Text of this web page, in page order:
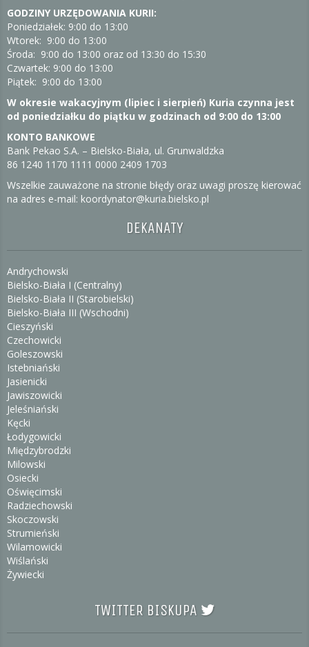
GODZINY URZĘDOWANIA KURII:
Poniedziałek: 9:00 do 13:00
Wtorek: 9:00 do 13:00
Środa: 9:00 do 13:00 oraz od 13:30 do 15:30
Czwartek: 9:00 do 13:00
Piątek: 9:00 do 13:00
W okresie wakacyjnym (lipiec i sierpień) Kuria czynna jest
od poniedziałku do piątku w godzinach od 9:00 do 13:00
KONTO BANKOWE
Bank Pekao S.A. – Bielsko-Biała, ul. Grunwaldzka
86 1240 1170 1111 0000 2409 1703
Wszelkie zauważone na stronie błędy oraz uwagi proszę kierować
na adres e-mail: koordynator@kuria.bielsko.pl
DEKANATY
Andrychowski
Bielsko-Biała I (Centralny)
Bielsko-Biała II (Starobielski)
Bielsko-Biała III (Wschodni)
Cieszyński
Czechowicki
Goleszowski
Istebniański
Jasienicki
Jawiszowicki
Jeleśniański
Kęcki
Łodygowicki
Międzybrodzki
Milowski
Osiecki
Oświęcimski
Radziechowski
Skoczowski
Strumieński
Wilamowicki
Wiślański
Żywiecki
TWITTER BISKUPA